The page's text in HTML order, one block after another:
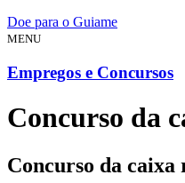
Doe para o Guiame
MENU
Empregos e Concursos
Concurso da
Concurso da